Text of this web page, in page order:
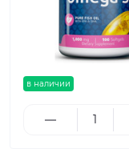
в наличии